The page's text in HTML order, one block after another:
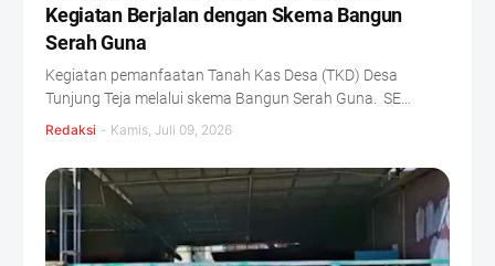
Kegiatan Berjalan dengan Skema Bangun
Serah Guna
Kegiatan pemanfaatan Tanah Kas Desa (TKD) Desa
Tunjung Teja melalui skema Bangun Serah Guna. SE…
Redaksi - Kamis, Juli 09, 2026